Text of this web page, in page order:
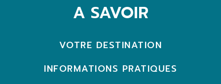
A SAVOIR
VOTRE DESTINATION
INFORMATIONS PRATIQUES